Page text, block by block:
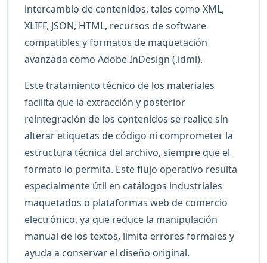
intercambio de contenidos, tales como XML,
XLIFF, JSON, HTML, recursos de software
compatibles y formatos de maquetación
avanzada como Adobe InDesign (.idml).
Este tratamiento técnico de los materiales
facilita que la extracción y posterior
reintegración de los contenidos se realice sin
alterar etiquetas de código ni comprometer la
estructura técnica del archivo, siempre que el
formato lo permita. Este flujo operativo resulta
especialmente útil en catálogos industriales
maquetados o plataformas web de comercio
electrónico, ya que reduce la manipulación
manual de los textos, limita errores formales y
ayuda a conservar el diseño original.